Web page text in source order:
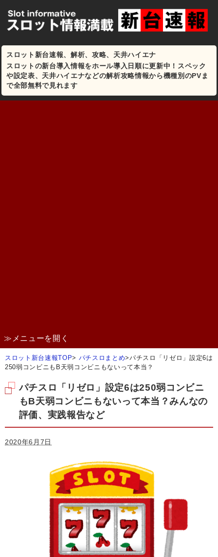
スロット新台速報、解析、攻略、天井ハイエナ
スロットの新台導入情報をホール導入日順に更新中！スペック
や設定表、天井ハイエナなどの解析攻略情報から機種別のPVま
で全部無料で見れます
≫メニューを開く
スロット新台速報TOP> パチスロまとめ>パチスロ「リゼロ」設定6は
250弱コンビニもB天弱コンビニもないって本当？
パチスロ「リゼロ」設定6は250弱コンビニ
もB天弱コンビニもないって本当？みんなの
評価、実践報告など
2020年6月7日